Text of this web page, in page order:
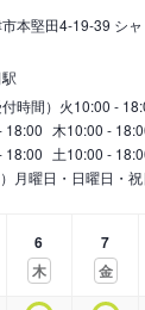
本堅田4-19-39 シ
付時間） 火10:00 -
18:00 木10:00 -
18:00 土10:00 -
）月曜日・日曜日・祝
6
木
7
金